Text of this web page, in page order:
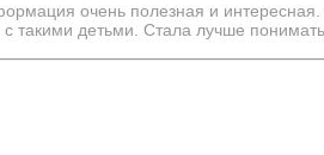
очень полезная и интересная.
такими детьми. Стала лучше понимать